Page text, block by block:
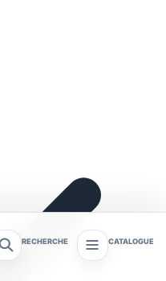
RECHERCHE CATALOGUE